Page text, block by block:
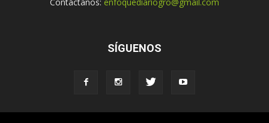
SÍGUENOS